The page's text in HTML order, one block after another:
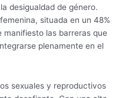
desigualdad de género.
situada en un 48%
manifiesto las barreras que
plenamente en el
sexuales y reproductivos